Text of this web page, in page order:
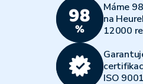
Máme
na
12000
ISO